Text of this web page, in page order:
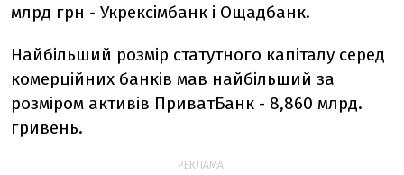
млрд грн - Укрексімбанк і Ощадбанк.
Найбільший розмір статутного капіталу серед
комерційних банків мав найбільший за
розміром активів ПриватБанк - 8,860 млрд.
гривень.
РЕКЛАМА: